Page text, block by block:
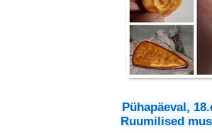
Pühapäeval,
Ruumilised